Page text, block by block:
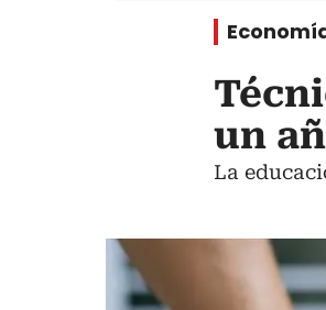
un
La